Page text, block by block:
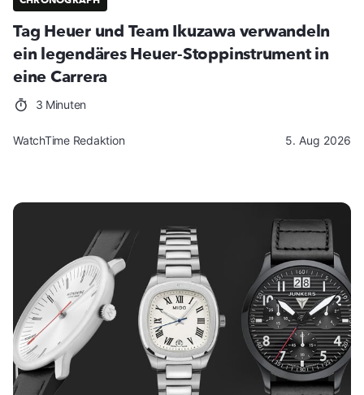
Tag Heuer und Team Ikuzawa verwandeln
ein legendäres Heuer-Stoppinstrument in
eine Carrera
3 Minuten
WatchTime Redaktion 5. Aug 2026